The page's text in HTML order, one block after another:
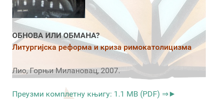
ОБНОВА ИЛИ ОБМАНА?
Литургијска реформа и криза римокатолицизма
Лио, Горњи Милановац, 2007.
Преузми комплетну књигу: 1.1 MB (PDF) ⇒►